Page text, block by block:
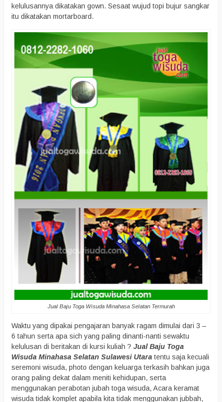
kelulusannya dikatakan gown. Sesaat wujud topi bujur sangkar
itu dikatakan mortarboard.
Jual Baju Toga Wisuda Minahasa Selatan Termurah
Waktu yang dipakai pengajaran banyak ragam dimulai dari 3 –
6 tahun serta apa sich yang paling dinanti-nanti sewaktu
kelulusan di beritakan di kursi kuliah ? Jual Baju Toga
Wisuda Minahasa Selatan Sulawesi Utara tentu saja kecuali
seremoni wisuda, photo dengan keluarga terkasih bahkan juga
orang paling dekat dalam meniti kehidupan, serta
menggunakan perabotan jubah toga wisuda, Acara keramat
wisuda tidak komplet apabila kita tidak menggunakan jubbah,